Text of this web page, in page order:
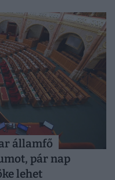
államfő
pár nap
lehet